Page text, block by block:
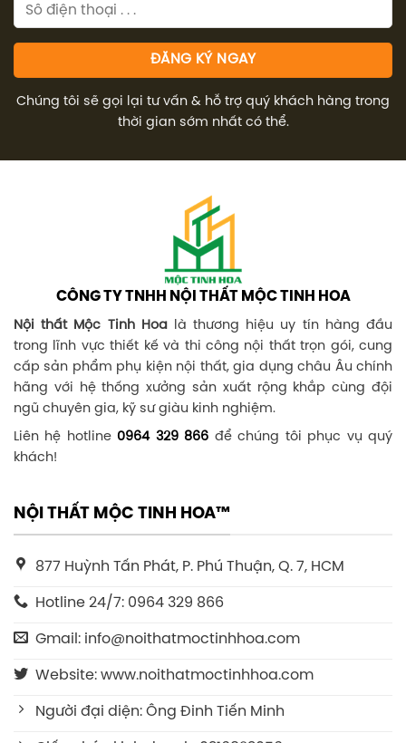
Chúng tôi sẽ gọi lại tư vấn & hỗ trợ quý khách hàng trong
thời gian sớm nhất có thể.
CÔNG TY TNHH NỘI THẤT MỘC TINH HOA
Nội thất Mộc Tinh Hoalà thương hiệu uy tín hàng đầu
trong lĩnh vực thiết kế và thi công nội thất trọn gói, cung
cấp sản phẩm phụ kiện nội thất, gia dụng châu Âu chính
hãng với hệ thống xưởng sản xuất rộng khắp cùng đội
ngũ chuyên gia, kỹ sư giàu kinh nghiệm.
Liên hệ hotline 0964 329 866 để chúng tôi phục vụ quý
khách!
NỘI THẤT MỘC TINH HOA™
877 Huỳnh Tấn Phát, P. Phú Thuận, Q. 7, HCM
Hotline 24/7: 0964 329 866
Gmail: info@noithatmoctinhhoa.com
Website: www.noithatmoctinhhoa.com
Người đại diện: Ông Đinh Tiến Minh